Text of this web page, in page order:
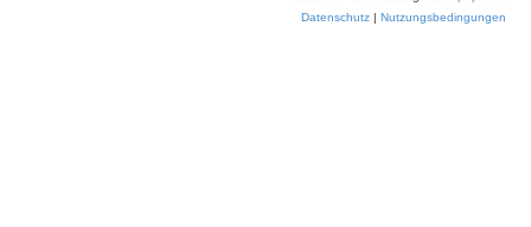
Datenschutz | Nutzungsbedingungen